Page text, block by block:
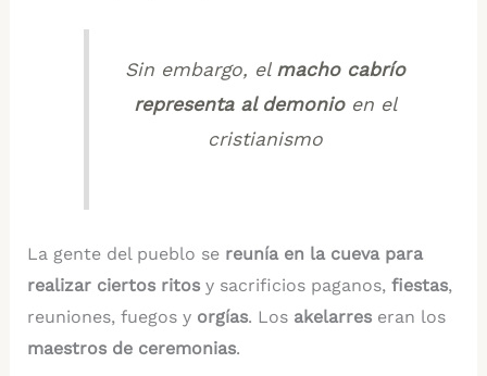
Sin embargo, el macho cabrío
representa al demonioen el
cristianismo
La gente del pueblo se reunía en la cueva para
realizar ciertos ritosy sacrificios paganos, fiestas,
reuniones, fuegos y orgías. Los akelarres eran los
maestros de ceremonias.